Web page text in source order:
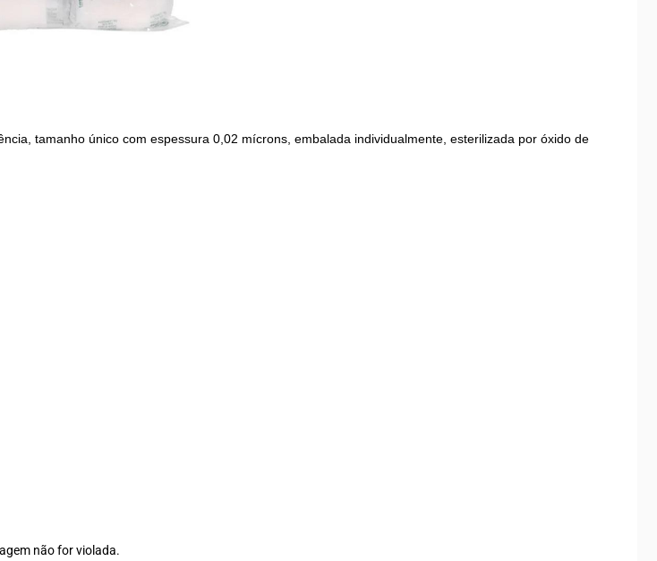
tamanho único com espessura 0,02 mícrons, embalada individualmente, esterilizada por óxido de
não for violada.